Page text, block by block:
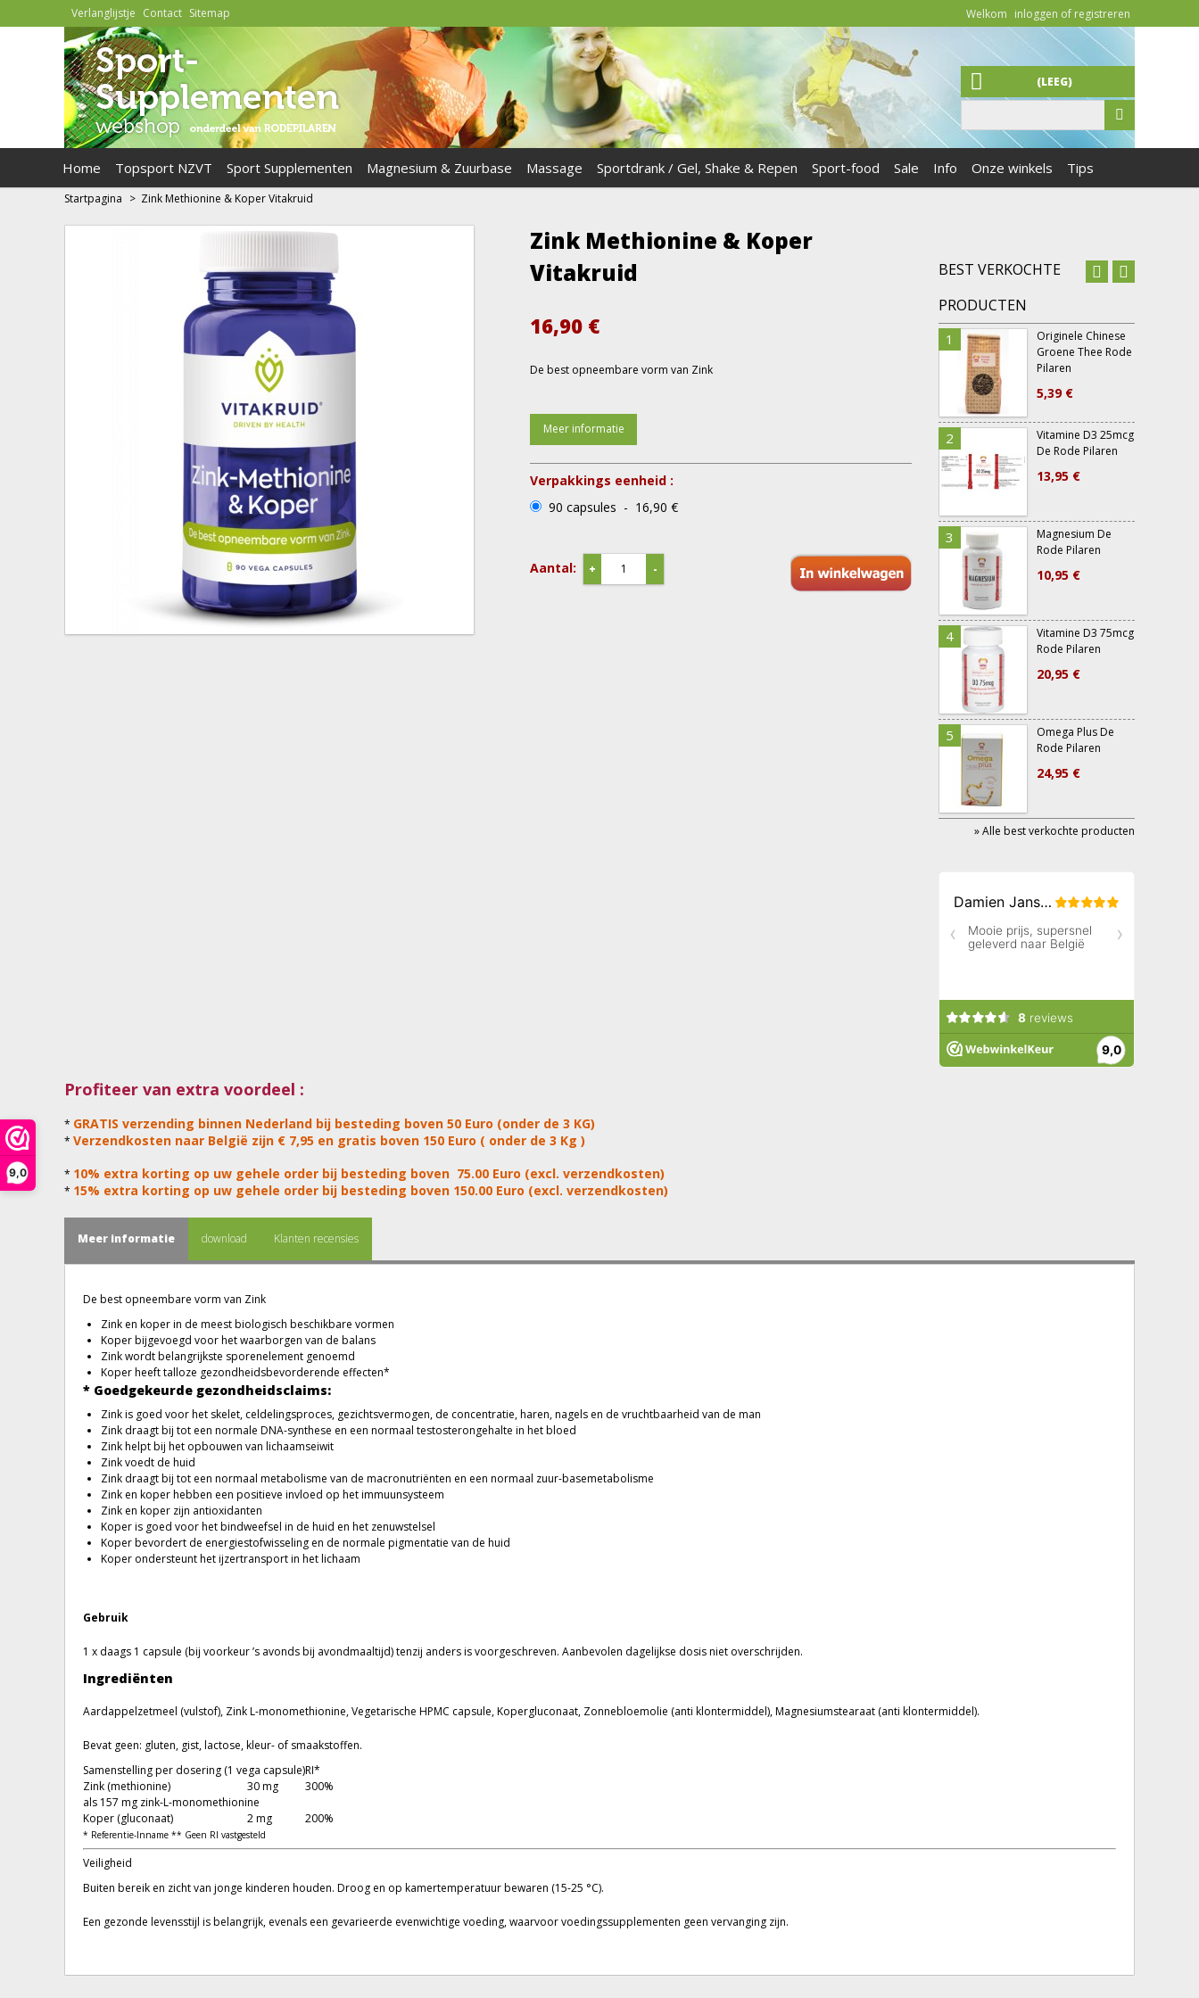
9,0
Verlanglijstje Contact Sitemap Welkom inloggen of registreren
(LEEG)
Home Topsport NZVT Sport Supplementen Magnesium & Zuurbase Massage Sportdrank / Gel, Shake & Repen Sport-food Sale Info Onze winkels Tips
Startpagina > Zink Methionine & Koper Vitakruid
BEST VERKOCHTE
PRODUCTEN
1
Originele Chinese
Groene Thee Rode
Pilaren
5,39 €
2
Vitamine D3 25mcg
De Rode Pilaren
13,95 €
3
Magnesium De
Rode Pilaren
10,95 €
4
Vitamine D3 75mcg
Rode Pilaren
20,95 €
5
Omega Plus De
Rode Pilaren
24,95 €
» Alle best verkochte producten
Zink Methionine & Koper
Vitakruid
16,90 €
De best opneembare vorm van Zink
Meer informatie
Verpakkings eenheid :
90 capsules - 16,90 €
Aantal: + -
Profiteer van extra voordeel :
* GRATIS verzending binnen Nederland bij besteding boven 50 Euro (onder de 3 KG)
* Verzendkosten naar België zijn € 7,95 en gratis boven 150 Euro ( onder de 3 Kg )
* 10% extra korting op uw gehele order bij besteding boven 75.00 Euro (excl. verzendkosten)
* 15% extra korting op uw gehele order bij besteding boven 150.00 Euro (excl. verzendkosten)
Meer informatie download Klanten recensies
De best opneembare vorm van Zink
Zink en koper in de meest biologisch beschikbare vormen
Koper bijgevoegd voor het waarborgen van de balans
Zink wordt belangrijkste sporenelement genoemd
Koper heeft talloze gezondheidsbevorderende effecten*
* Goedgekeurde gezondheidsclaims:
Zink is goed voor het skelet, celdelingsproces, gezichtsvermogen, de concentratie, haren, nagels en de vruchtbaarheid van de man
Zink draagt bij tot een normale DNA-synthese en een normaal testosterongehalte in het bloed
Zink helpt bij het opbouwen van lichaamseiwit
Zink voedt de huid
Zink draagt bij tot een normaal metabolisme van de macronutriënten en een normaal zuur-basemetabolisme
Zink en koper hebben een positieve invloed op het immuunsysteem
Zink en koper zijn antioxidanten
Koper is goed voor het bindweefsel in de huid en het zenuwstelsel
Koper bevordert de energiestofwisseling en de normale pigmentatie van de huid
Koper ondersteunt het ijzertransport in het lichaam
Gebruik
1 x daags 1 capsule (bij voorkeur ’s avonds bij avondmaaltijd) tenzij anders is voorgeschreven. Aanbevolen dagelijkse dosis niet overschrijden.
Ingrediënten
Aardappelzetmeel (vulstof), Zink L-monomethionine, Vegetarische HPMC capsule, Kopergluconaat, Zonnebloemolie (anti klontermiddel), Magnesiumstearaat (anti klontermiddel).
Bevat geen: gluten, gist, lactose, kleur- of smaakstoffen.
Samenstelling per dosering (1 vega capsule)RI*
Zink (methionine)
30 mg
300%
als 157 mg zink-L-monomethionine
Koper (gluconaat)
2 mg 200%
* Referentie-Inname ** Geen RI vastgesteld
Veiligheid
Buiten bereik en zicht van jonge kinderen houden. Droog en op kamertemperatuur bewaren (15-25 °C).
Een gezonde levensstijl is belangrijk, evenals een gevarieerde evenwichtige voeding, waarvoor voedingssupplementen geen vervanging zijn.